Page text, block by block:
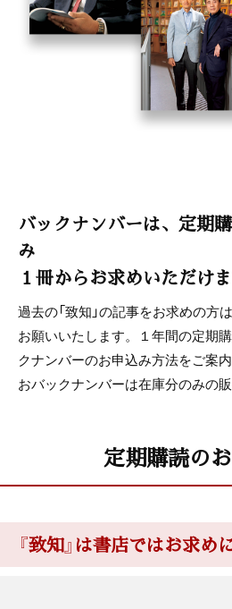
バックナンバーは、定期
み
１冊からお求めいただけ
過去の「致知」の記事をお求めの方
お願いいたします。１年間の定期
クナンバーのお申込み方法をご案
おバックナンバーは在庫分のみの販
定期購読の
『致知』は書店ではお求め